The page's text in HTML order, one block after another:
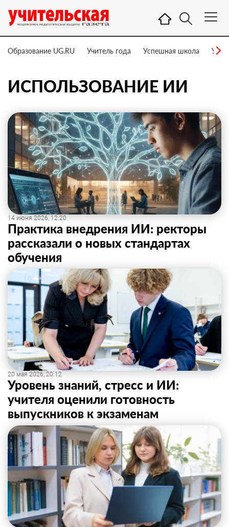
Образование UG.RU Учитель года Успешная школа
ИСПОЛЬЗОВАНИЕ ИИ
14 июня 2026, 12:20
Практика внедрения ИИ: ректоры
рассказали о новых стандартах
обучения
20 мая 2026, 20:12
Уровень знаний, стресс и ИИ:
учителя оценили готовность
выпускников к экзаменам